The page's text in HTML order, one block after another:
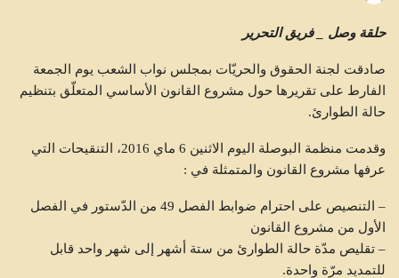
حلقة وصل _ فريق التحرير
صادقت لجنة الحقوق والحريّات بمجلس نواب الشعب يوم الجمعة
الفارط على تقريرها حول مشروع القانون الأساسي المتعلّق بتنظيم
حالة الطوارئ.
وقدمت منظمة البوصلة اليوم الاثنين 6 ماي 2016، التنقيحات التي
عرفها مشروع القانون والمتمثلة في :
– التنصيص على احترام ضوابط الفصل 49 من الدّستور في الفصل
الأول من مشروع القانون
– تقليص مدّة حالة الطوارئ من ستة أشهر إلى شهر واحد قابل
للتمديد مرّة واحدة.